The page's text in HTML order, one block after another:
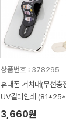
상품번호 : 378295
휴대폰 거치대(무선충
UV컬러인쇄
3,660원